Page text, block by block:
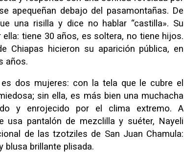
apequeñan debajo del pasamontañas. De
una risilla y dice no hablar “castilla». Su
tiene 30 años, es soltera, no tiene hijos.
Chiapas hicieron su aparición pública, en
años.
dos mujeres: con la tela que le cubre el
sin ella, es más bien una muchacha
y enrojecido por el clima extremo. A
usa pantalón de mezclilla y suéter, Nayeli
de las tzotziles de San Juan Chamula:
blusa brillante plisada.